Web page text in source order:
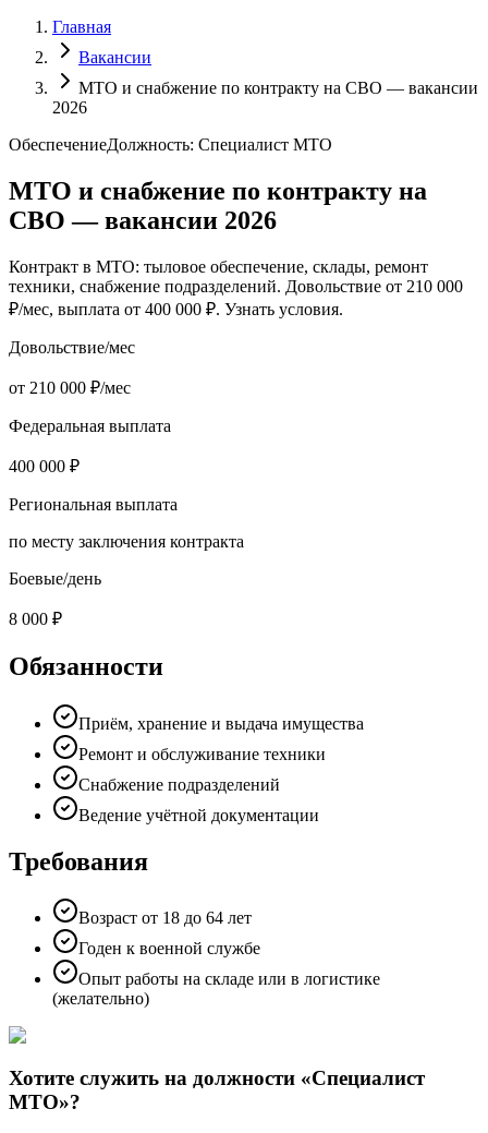
Главная
Вакансии
МТО и снабжение по контракту на СВО — вакансии
2026
ОбеспечениеДолжность: Специалист МТО
МТО и снабжение по контракту на
СВО — вакансии 2026
Контракт в МТО: тыловое обеспечение, склады, ремонт
техники, снабжение подразделений. Довольствие от 210 000
₽/мес, выплата от 400 000 ₽. Узнать условия.
Довольствие/мес
от 210 000 ₽/мес
Федеральная выплата
400 000 ₽
Региональная выплата
по месту заключения контракта
Боевые/день
8 000 ₽
Обязанности
Приём, хранение и выдача имущества
Ремонт и обслуживание техники
Снабжение подразделений
Ведение учётной документации
Требования
Возраст от 18 до 64 лет
Годен к военной службе
Опыт работы на складе или в логистике
(желательно)
Хотите служить на должности «Специалист
МТО»?